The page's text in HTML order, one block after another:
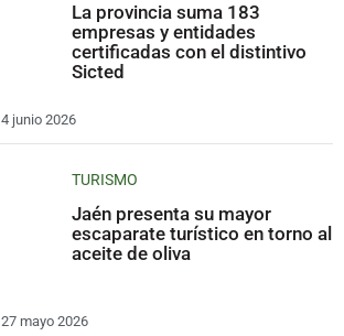
La provincia suma 183
empresas y entidades
certificadas con el distintivo
Sicted
4 junio 2026
TURISMO
Jaén presenta su mayor
escaparate turístico en torno al
aceite de oliva
27 mayo 2026